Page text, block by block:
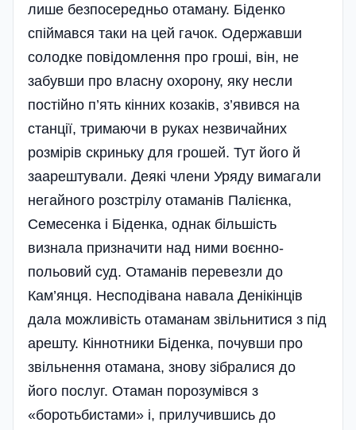
лише безпосередньо отаману. Біденко
спіймався таки на цей гачок. Одержавши
солодке повідомлення про гроші, він, не
забувши про власну охорону, яку несли
постійно п’ять кінних козаків, з’явився на
станції, тримаючи в руках незвичайних
розмірів скриньку для грошей. Тут його й
заарештували. Деякі члени Уряду вимагали
негайного розстрілу отаманів Палієнка,
Семесенка і Біденка, однак більшість
визнала призначити над ними воєнно-
польовий суд. Отаманів перевезли до
Кам’янця. Несподівана навала Денікінців
дала можливість отаманам звільнитися з під
арешту. Кіннотники Біденка, почувши про
звільнення отамана, знову зібралися до
його послуг. Отаман порозумівся з
«боротьбистами» і, прилучившись до